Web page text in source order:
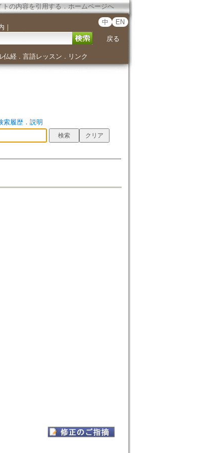
トの内容を引用する ． ホームページへ
｜
中 EN
戻る
仏経． 言語レッスン ． リンク
索履歴． 説明